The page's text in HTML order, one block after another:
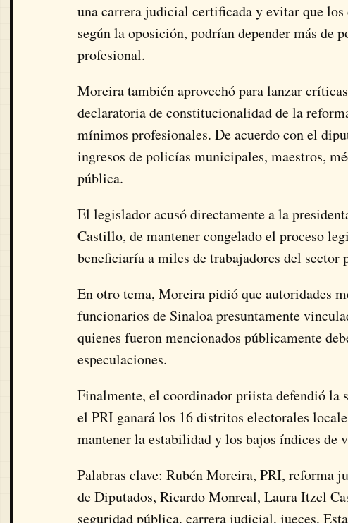
una carrera judicial certificada y evitar que los
según la oposición, podrían depender más de
profesional.
Moreira también aprovechó para lanzar
declaratoria de constitucionalidad de la
mínimos profesionales. De acuerdo con el
ingresos de policías municipales, maestros,
pública.
El legislador acusó directamente a la
Castillo, de mantener congelado el proceso
beneficiaría a miles de trabajadores del sector
En otro tema, Moreira pidió que autoridades
funcionarios de Sinaloa presuntamente
quienes fueron mencionados públicamente
especulaciones.
Finalmente, el coordinador priista defendió la
el PRI ganará los 16 distritos electorales
mantener la estabilidad y los bajos índices de
Palabras clave: Rubén Moreira, PRI, reforma
de Diputados, Ricardo Monreal, Laura Itzel
seguridad pública, carrera judicial, jueces,